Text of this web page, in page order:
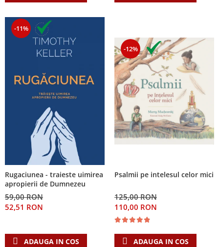
-11%
Rugaciunea - traieste uimirea
apropierii de Dumnezeu
59,00 RON
52,51 RON
ADAUGA IN COS
-12%
Psalmii pe intelesul celor mici
125,00 RON
110,00 RON
ADAUGA IN COS